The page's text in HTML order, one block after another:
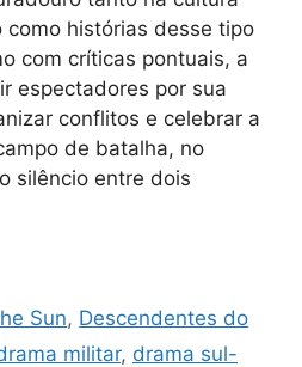
como histórias desse tipo
com críticas pontuais, a
espectadores por sua
conflitos e celebrar a
de batalha, no
silêncio entre dois
Sun, Descendentes do
militar, drama sul-